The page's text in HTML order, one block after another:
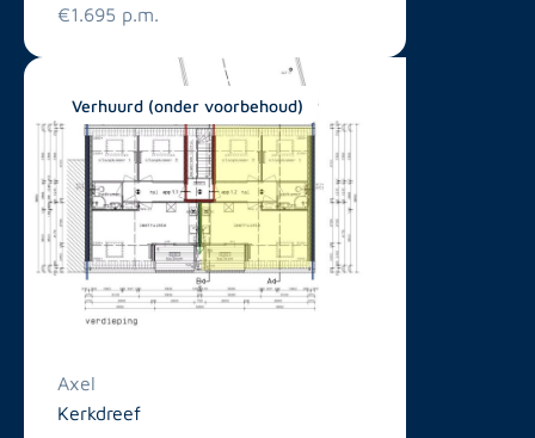
€1.695 p.m.
Verhuurd (onder voorbehoud)
Axel
Kerkdreef